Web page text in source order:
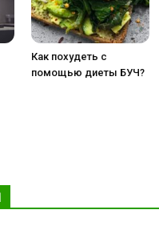
Как похудеть с
помощью диеты БУЧ?